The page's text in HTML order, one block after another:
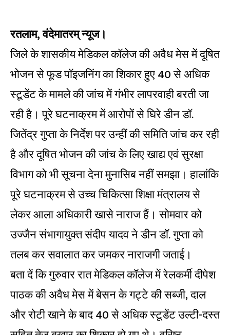
रतलाम, वंदेमातरम् न्यूज।
जिले के शासकीय मेडिकल कॉलेज की अवैध मेस में दूषित
भोजन से फूड पॉइजनिंग का शिकार हुए 40 से अधिक
स्टूडेंट के मामले की जांच में गंभीर लापरवाही बरती जा
रही है। पूरे घटनाक्रम में आरोपों से घिरे डीन डॉ.
जितेंद्र गुप्ता के निर्देश पर उन्हीं की समिति जांच कर रही
है और दूषित भोजन की जांच के लिए खाद्य एवं सुरक्षा
विभाग को भी सूचना देना मुनासिब नहीं समझा। हालांकि
पूरे घटनाक्रम से उच्च चिकित्सा शिक्षा मंत्रालय से
लेकर आला अधिकारी खासे नाराज हैं। सोमवार को
उज्जैन संभागायुक्त संदीप यादव ने डीन डॉ. गुप्ता को
तलब कर सवालात कर जमकर नाराजगी जताई।
बता दें कि गुरुवार रात मेडिकल कॉलेज में रेलकर्मी दीपेश
पाठक की अवैध मेस में बेसन के गट्टे की सब्जी, दाल
और रोटी खाने के बाद 40 से अधिक स्टूडेंट उल्टी-दस्त